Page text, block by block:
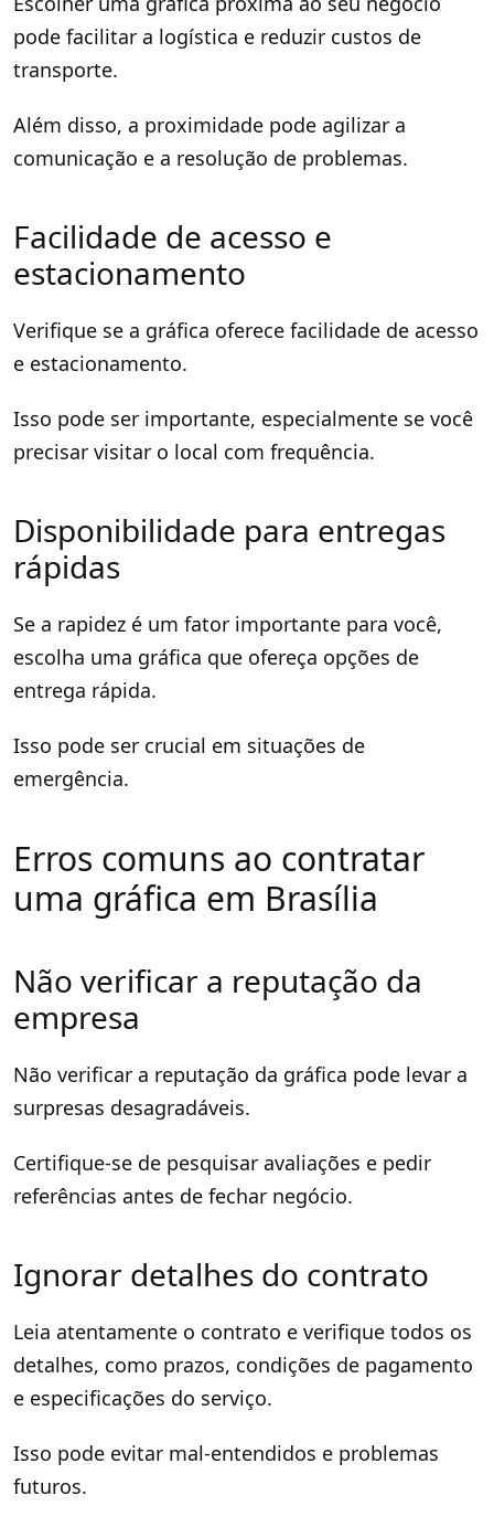
pode facilitar a logística e reduzir custos de
transporte.
Além disso, a proximidade pode agilizar a
comunicação e a resolução de problemas.
Facilidade de acesso e
estacionamento
Verifique se a gráfica oferece facilidade de acesso
e estacionamento.
Isso pode ser importante, especialmente se você
precisar visitar o local com frequência.
Disponibilidade para entregas
rápidas
Se a rapidez é um fator importante para você,
escolha uma gráfica que ofereça opções de
entrega rápida.
Isso pode ser crucial em situações de
emergência.
Erros comuns ao contratar
uma gráfica em Brasília
Não verificar a reputação da
empresa
Não verificar a reputação da gráfica pode levar a
surpresas desagradáveis.
Certifique-se de pesquisar avaliações e pedir
referências antes de fechar negócio.
Ignorar detalhes do contrato
Leia atentamente o contrato e verifique todos os
detalhes, como prazos, condições de pagamento
e especificações do serviço.
Isso pode evitar mal-entendidos e problemas
futuros.